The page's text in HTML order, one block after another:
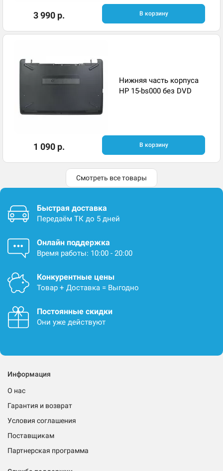
3 990 р. В корзину
Нижняя часть корпуса
HP 15-bs000 без DVD
1 090 р. В корзину
Смотреть все товары
Быстрая доставка
Передаём ТК до 5 дней
Онлайн поддержка
Время работы: 10:00 - 20:00
Конкурентные цены
Товар + Доставка = Выгодно
Постоянные скидки
Они уже действуют
Информация
О нас
Гарантия и возврат
Условия соглашения
Поставщикам
Партнерская программа